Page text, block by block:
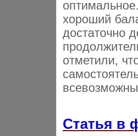
хороший
достаточно
отметили,
Статья в